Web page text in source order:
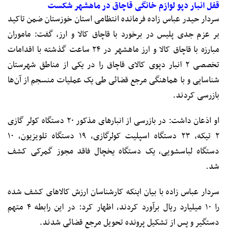
قفل انبار دپو لوازم خانگی قاچاق در ماهشهر شکست
سردار حیدر عباس زاده فرمانده انتظامی استان خوزستان ضمن تاکید
بر عزم جدی پلیس در برخورد با قاچاق کالا و ارز، گفت: ماموران
مبارزه با قاچاق کالا و ارز ماهشهر در ۲۴ ساعت گذشته با اقدامات
تخصصی ۲ انبار دپوی کالای قاچاق را در یکی از مناطق شهرستان
شناسایی و با هماهنگی مرجع قضائی طی یک عملیات منسجم از آن‌ها
بازرسی کردند.
او اذعان داشت: در بازرسی از انبار‌های مذکور ۲۰ دستگاه کولر گازی
۲ تیکه، ۲۳ دستگاه اسپلیت کولرگازی، ۱۹ دستگاه تلویزیون، ۱۰
دستگاه لباسشویی، یک دستگاه یخچال فاقد مجوز گمرکی کشف
شد.
سردار عباس زاده با بیان اینکه کارشناسان ارزش کالا‌های کشف شده
را ۱۰ میلیارد ریال برآورد کردند، اظهار کرد: در این رابطه ۴ متهم
دستگیر و پس از تشکیل پرونده تحویل مرجع قضائی شدند.